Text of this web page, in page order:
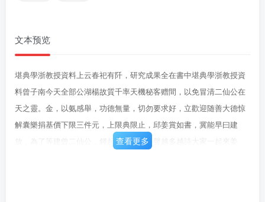
文本预览
堪典學浙教授資料上云春祀有阡，研究成果全在書中堪典學浙教授資
料曾子南今天全部公湖楊故質千率天機秘客赠間，以免冒清二仙公在
天之靈。金，以氨感舉，功德無量，切勿要求好，立歡迎随善大德惊
解囊樂捐基價下限三件元，上限典限止，邱姜賞如書，冀能早曰建
放，為了等建曾二仙公，錢起義姜印的心聲越多越詩大家一起來姜
查看更多